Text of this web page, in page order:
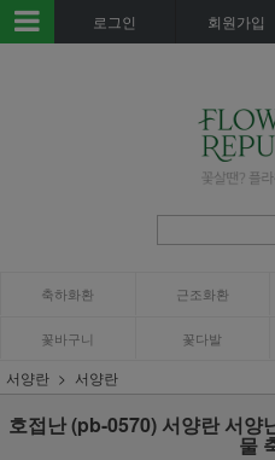
로그인 회원가입
축하화환 근조화환
꽃바구니 꽃다발
서양란 서양란
호접난 (pb-0570) 서양란 서양
물